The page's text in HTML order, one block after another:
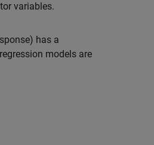
variables.
has a
models are